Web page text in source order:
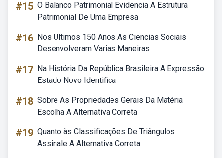
#15 O Balanco Patrimonial Evidencia A Estrutura
Patrimonial De Uma Empresa
#16 Nos Ultimos 150 Anos As Ciencias Sociais
Desenvolveram Varias Maneiras
#17 Na História Da República Brasileira A Expressão
Estado Novo Identifica
#18 Sobre As Propriedades Gerais Da Matéria
Escolha A Alternativa Correta
#19 Quanto às Classificações De Triângulos
Assinale A Alternativa Correta